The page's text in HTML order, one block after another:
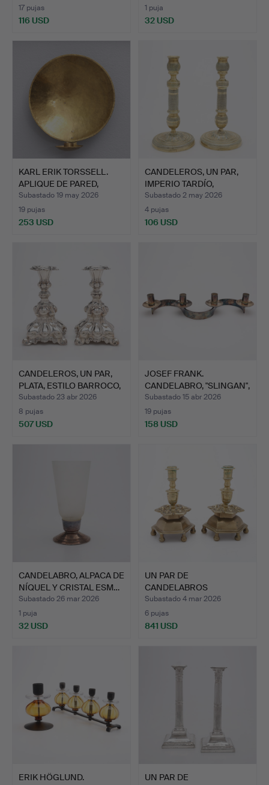
17 pujas
116 USD
1 puja
32 USD
KARL ERIK TORSSELL.
APLIQUE DE PARED,
LATÓ…
Subastado 19 may 2026
19 pujas
253 USD
CANDELEROS, UN PAR,
IMPERIO TARDÍO,
FRANCI…
Subastado 2 may 2026
4 pujas
106 USD
CANDELEROS, UN PAR,
PLATA, ESTILO BARROCO,
…
Subastado 23 abr 2026
8 pujas
507 USD
JOSEF FRANK.
CANDELABRO, "SLINGAN",
FIRMA …
Subastado 15 abr 2026
19 pujas
158 USD
CANDELABRO, ALPACA DE
NÍQUEL Y CRISTAL ESM…
Subastado 26 mar 2026
1 puja
32 USD
UN PAR DE
CANDELABROS
BARROCOS DE LATÓN, P…
Subastado 4 mar 2026
6 pujas
841 USD
ERIK HÖGLUND.
UN PAR DE